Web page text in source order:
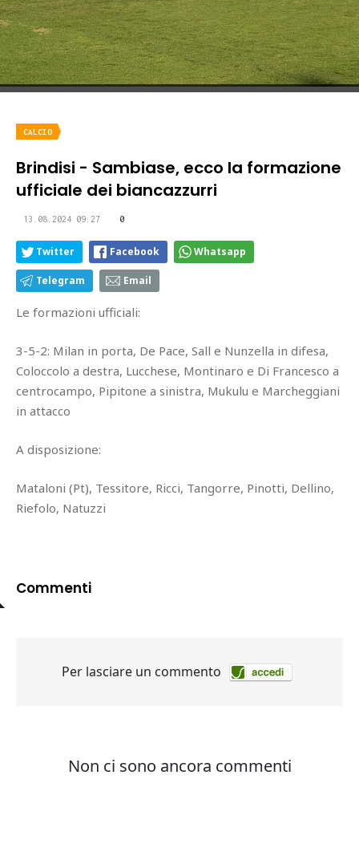
CALCIO
Brindisi - Sambiase, ecco la formazione
ufficiale dei biancazzurri
13.08.2024 09:27 0
Twitter Facebook Whatsapp
Telegram Email
Le formazioni ufficiali:
3-5-2: Milan in porta, De Pace, Sall e Nunzella in difesa,
Coloccolo a destra, Lucchese, Montinaro e Di Francesco a
centrocampo, Pipitone a sinistra, Mukulu e Marcheggiani
in attacco
A disposizione:
Mataloni (Pt), Tessitore, Ricci, Tangorre, Pinotti, Dellino,
Riefolo, Natuzzi
Commenti